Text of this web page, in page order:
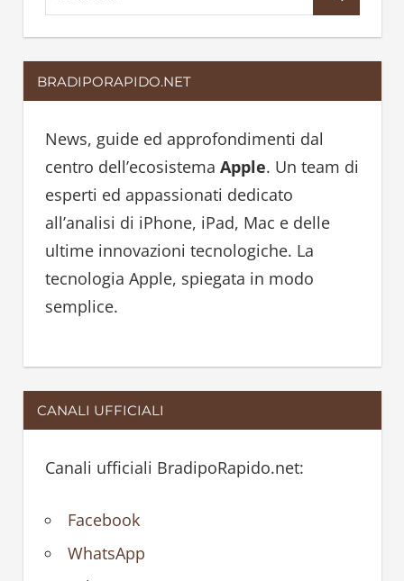
e
a
c
e
a
BRADIPORAPIDO.NET
News, guide ed approfondimenti dal
centro dell’ecosistema Apple. Un team di
esperti ed appassionati dedicato
all’analisi di iPhone, iPad, Mac e delle
ultime innovazioni tecnologiche. La
tecnologia Apple, spiegata in modo
semplice.
CANALI UFFICIALI
Canali ufficiali BradipoRapido.net:
Facebook
WhatsApp